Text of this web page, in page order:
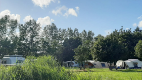
op
Ontdek 15.000+
7 dagen per week
10+ miljoen